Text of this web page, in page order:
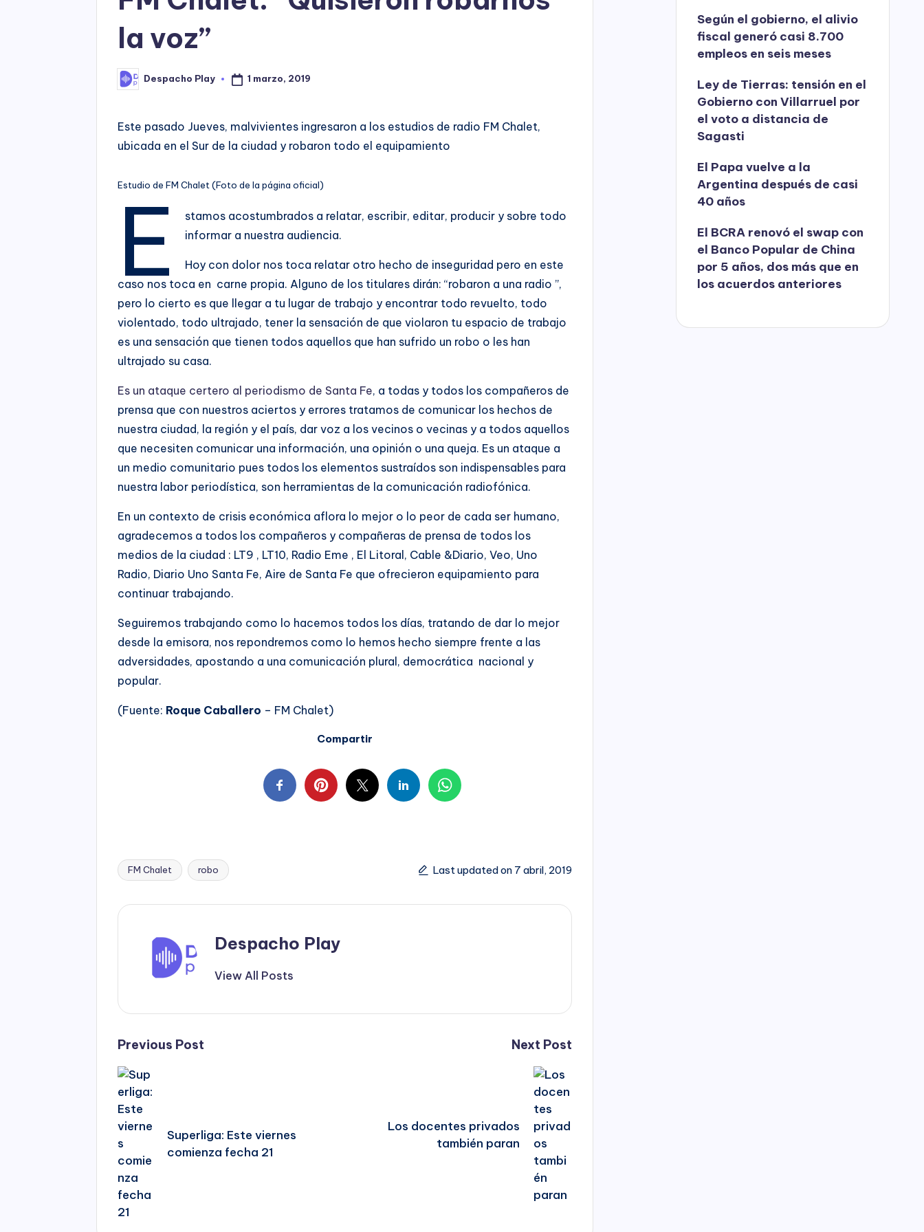
y
la voz”
Posted
by
Despacho Play 1 marzo, 2019
Este pasado Jueves, malvivientes ingresaron a los estudios de radio FM Chalet,
ubicada en el Sur de la ciudad y robaron todo el equipamiento
Estudio de FM Chalet (Foto de la página oficial)
E
stamos acostumbrados a relatar, escribir, editar, producir y sobre todo
informar a nuestra audiencia.
Hoy con dolor nos toca relatar otro hecho de inseguridad pero en este
caso nos toca en carne propia. Alguno de los titulares dirán: “robaron a una radio ”,
pero lo cierto es que llegar a tu lugar de trabajo y encontrar todo revuelto, todo
violentado, todo ultrajado, tener la sensación de que violaron tu espacio de trabajo
es una sensación que tienen todos aquellos que han sufrido un robo o les han
ultrajado su casa.
Es un ataque certero al periodismo de Santa Fe, a todas y todos los compañeros de
prensa que con nuestros aciertos y errores tratamos de comunicar los hechos de
nuestra ciudad, la región y el país, dar voz a los vecinos o vecinas y a todos aquellos
que necesiten comunicar una información, una opinión o una queja. Es un ataque a
un medio comunitario pues todos los elementos sustraídos son indispensables para
nuestra labor periodística, son herramientas de la comunicación radiofónica.
En un contexto de crisis económica aflora lo mejor o lo peor de cada ser humano,
agradecemos a todos los compañeros y compañeras de prensa de todos los
medios de la ciudad : LT9 , LT10, Radio Eme , El Litoral, Cable &Diario, Veo, Uno
Radio, Diario Uno Santa Fe, Aire de Santa Fe que ofrecieron equipamiento para
continuar trabajando.
Seguiremos trabajando como lo hacemos todos los días, tratando de dar lo mejor
desde la emisora, nos repondremos como lo hemos hecho siempre frente a las
adversidades, apostando a una comunicación plural, democrática nacional y
popular.
(Fuente: Roque Caballero – FM Chalet)
Compartir
Tags:
FM Chalet robo Last updated on 7 abril, 2019
Despacho Play
View All Posts
Post
navigation
Previous Post
Superliga: Este viernes
comienza fecha 21
Next Post
Los docentes privados
también paran
Según el gobierno, el alivio
fiscal generó casi 8.700
empleos en seis meses
Ley de Tierras: tensión en el
Gobierno con Villarruel por
el voto a distancia de
Sagasti
El Papa vuelve a la
Argentina después de casi
40 años
El BCRA renovó el swap con
el Banco Popular de China
por 5 años, dos más que en
los acuerdos anteriores